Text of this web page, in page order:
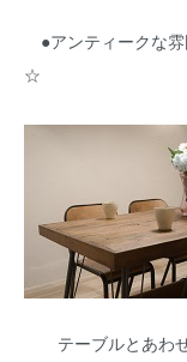
●アンティークな
☆
テーブルとあわせ